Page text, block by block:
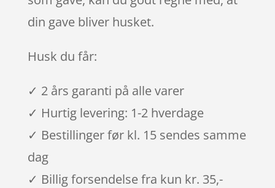
din gave bliver husket.
Husk du får:
✓ 2 års garanti på alle varer
✓ Hurtig levering: 1-2 hverdage
✓ Bestillinger før kl. 15 sendes samme
dag
✓ Billig forsendelse fra kun kr. 35,-